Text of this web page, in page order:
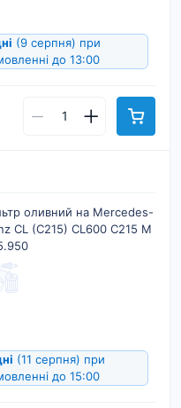
(9 серпня) при
до 13:00
оливний на Mercedes-
CL (C215) CL600 C215 M
(11 серпня) при
до 15:00